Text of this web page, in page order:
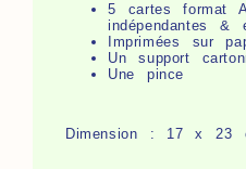
5 cartes format
indépendantes &
Imprimées sur
Un support
Une pince
Dimension : 17 x 23